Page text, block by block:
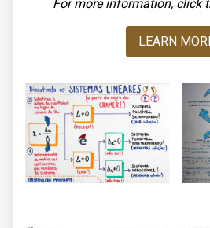
For more information, click
LEARN